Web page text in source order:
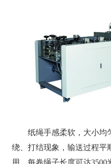
纸绳手感柔软，大小均
绕、打结现象，输送过程平
用，每卷绳子长度可达